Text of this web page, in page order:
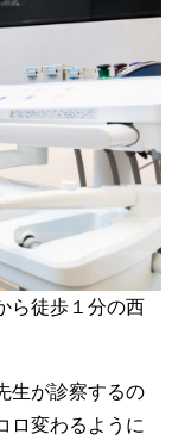
ン）
ら徒歩１分の西
生が診察するの
ロ変わるように